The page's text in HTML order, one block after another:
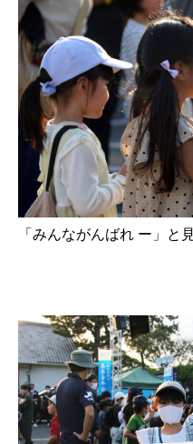
「みんながんばれ ー」と